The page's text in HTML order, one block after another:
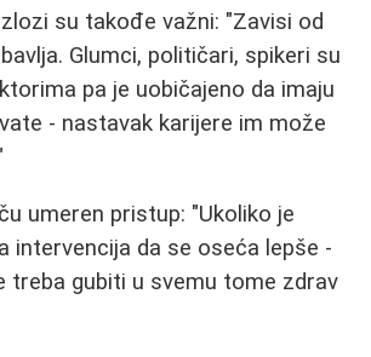
su takođe važni: "Zavisi od
Glumci, političari, spikeri su
pa je uobičajeno da imaju
- nastavak karijere im može
umeren pristup: "Ukoliko je
intervencija da se oseća lepše -
treba gubiti u svemu tome zdrav